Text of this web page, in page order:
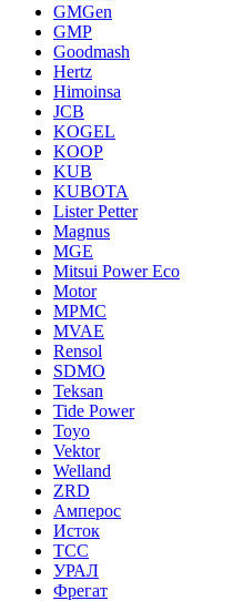
GMGen
GMP
Goodmash
Hertz
Himoinsa
JCB
KOGEL
KOOP
KUB
KUBOTA
Lister Petter
Magnus
MGE
Mitsui Power Eco
Motor
MPMC
MVAE
Rensol
SDMO
Teksan
Tide Power
Toyo
Vektor
Welland
ZRD
Амперос
Исток
ТСС
УРАЛ
Фрегат